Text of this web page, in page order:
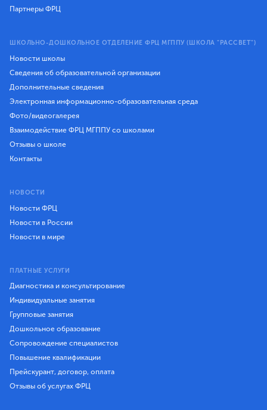
Партнеры ФРЦ
ШКОЛЬНО-ДОШКОЛЬНОЕ ОТДЕЛЕНИЕ ФРЦ МГППУ (ШКОЛА "РАССВЕТ")
Новости школы
Сведения об образовательной организации
Дополнительные сведения
Электронная информационно-образовательная среда
Фото/видеогалерея
Взаимодействие ФРЦ МГППУ со школами
Отзывы о школе
Контакты
НОВОСТИ
Новости ФРЦ
Новости в России
Новости в мире
ПЛАТНЫЕ УСЛУГИ
Диагностика и консультирование
Индивидуальные занятия
Групповые занятия
Дошкольное образование
Сопровождение специалистов
Повышение квалификации
Прейскурант, договор, оплата
Отзывы об услугах ФРЦ